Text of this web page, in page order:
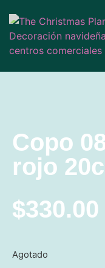
Copo
rojo
$330.00
Agotado